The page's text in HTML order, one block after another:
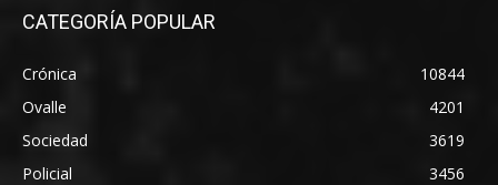
CATEGORÍA POPULAR
Crónica
10844
Ovalle
4201
Sociedad
3619
Policial
3456